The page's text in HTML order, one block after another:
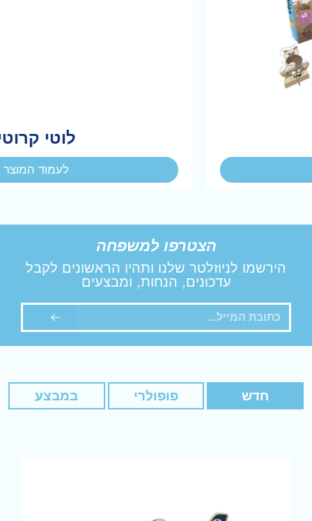
לעמוד המוצר
הצטרפו למשפחה
הירשמו לניוזלטר שלנו ותהיו הראשונים לקבל
עדכונים, הנחות, ומבצעים
חדש פופולרי במבצע